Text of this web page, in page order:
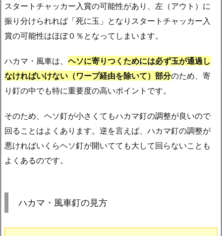
スタートチャッカー入賞の可能性があり、左（アウト）に
振り分けられれば「死に玉」となりスタートチャッカー入
賞の可能性はほぼ０％となってしまいます。
ハカマ・風車は、 ヘソに寄りつくためには必ず玉が通過し
なければいけない（ワープ経由を除いて）部分のため、寄
り釘の中でも特に重要度の高いポイントです。
そのため、ヘソ釘が小さくてもハカマ釘の調整が良いので
回ることはよくあります。逆を言えば、ハカマ釘の調整が
悪ければいくらヘソ釘が開いてても大して回らないことも
よくあるのです。
ハカマ・風車釘の見方